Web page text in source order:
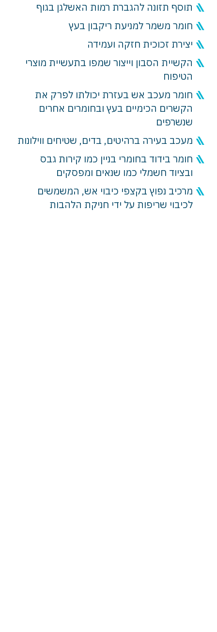
תוסף תזונה להגברת רמות האשלגן בגוף
חומר משמר למניעת ריקבון בעץ
יצירת זכוכית חזקה ועמידה
הקשיית הסבון וייצור שמפו בתעשיית מוצרי
הטיפוח
חומר מעכב אש בעזרת יכולתו לפרק את
הקשרים הכימיים בעץ ובחומרים אחרים
שנשרפים
מעכב בעירה ברהיטים, בדים, שטיחים ווילונות
חומר בידוד בחומרי בניין כמו קירות גבס
ובציוד חשמלי כמו שנאים ומפסקים
מרכיב נפוץ בקצפי כיבוי אש, המשמשים
לכיבוי שריפות על ידי חניקת הלהבות